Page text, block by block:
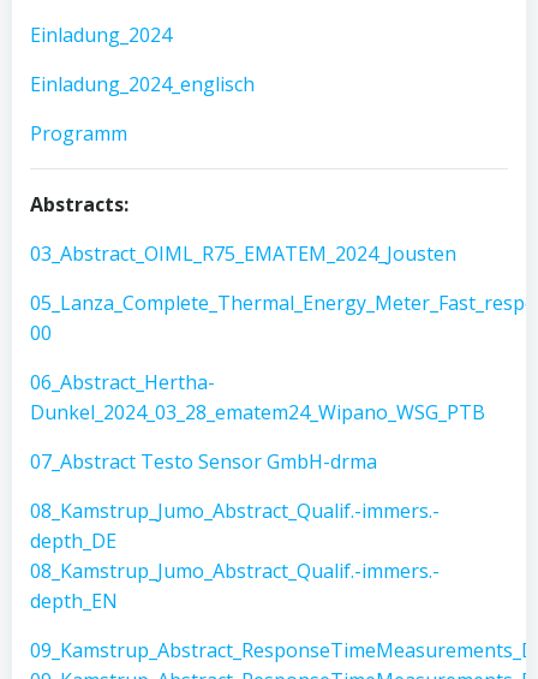
Einladung_2024
Einladung_2024_englisch
Programm
Abstracts:
03_Abstract_OIML_R75_EMATEM_2024_Jousten
00
06_Abstract_Hertha-
Dunkel_2024_03_28_ematem24_Wipano_WSG_PTB
07_Abstract Testo Sensor GmbH-drma
08_Kamstrup_Jumo_Abstract_Qualif.-immers.-
depth_DE
08_Kamstrup_Jumo_Abstract_Qualif.-immers.-
depth_EN